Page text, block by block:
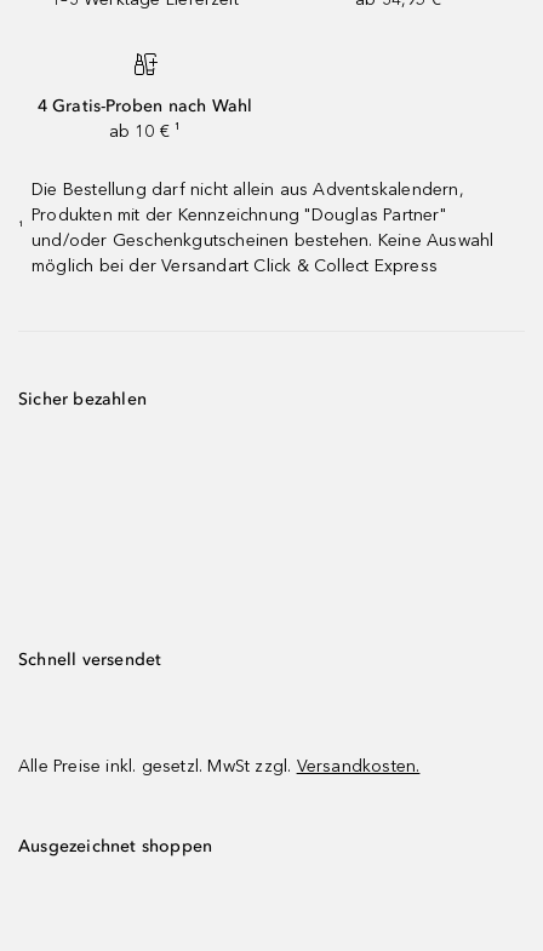
4 Gratis-Proben nach Wahl
ab 10 € ¹
¹
Die Bestellung darf nicht allein aus Adventskalendern,
Produkten mit der Kennzeichnung "Douglas Partner"
und/oder Geschenkgutscheinen bestehen. Keine Auswahl
möglich bei der Versandart Click & Collect Express
Sicher bezahlen
Schnell versendet
Alle Preise inkl. gesetzl. MwSt zzgl. Versandkosten.
Ausgezeichnet shoppen